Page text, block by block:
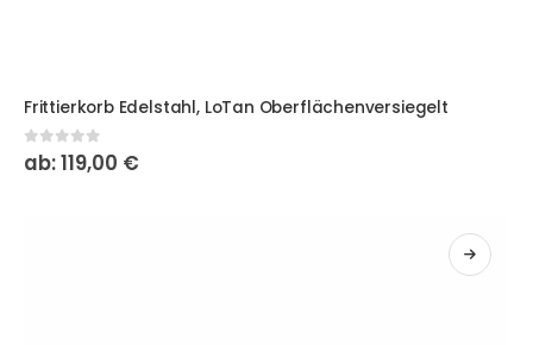
Frittierkorb Edelstahl, LoTan Oberflächenversiegelt
out of 5
ab:119,00 €